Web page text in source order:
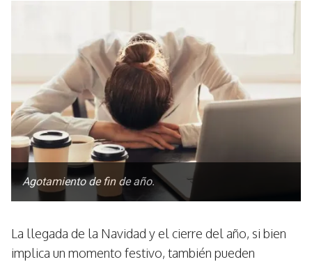
Agotamiento de fin de año.
La llegada de la Navidad y el cierre del año, si bien
implica un momento festivo, también pueden